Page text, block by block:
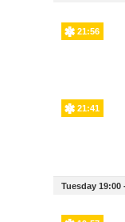
21:56
21:41
Tuesday 19:00